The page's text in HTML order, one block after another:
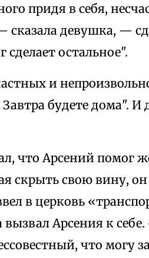
придя в себя,
девушка, —
сделает остальное".
и
будете дома". И
что Арсений помог
скрыть свою вину, он
в церковь
Арсения к
что могу